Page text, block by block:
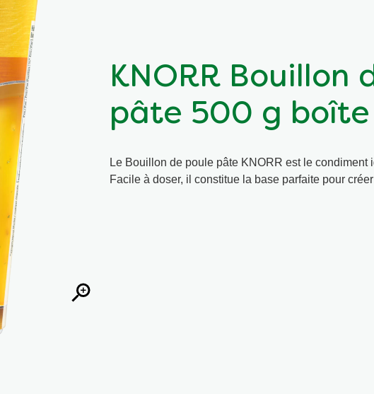
KNORR Bouillon
pâte 500 g boîte
Le Bouillon de poule pâte KNORR est le condiment
Facile à doser, il constitue la base parfaite pour